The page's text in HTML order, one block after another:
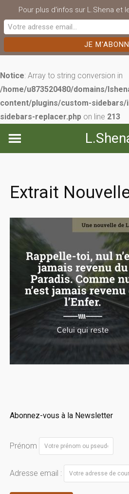
Notice: Array to string conversion in
/home/u873520480/domains/
content/plugins/custom-
sidebars-replacer.php on line 213
Extrait
Abonnez-vous à la Newsletter
Prénom
Adresse email :
Pour plus d'infos sur L.Shena et